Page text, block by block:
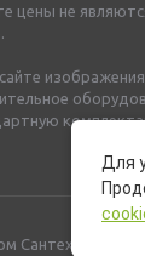
цены не
Сантехники «У
Для